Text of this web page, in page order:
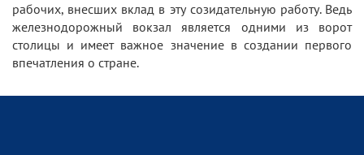
рабочих, внесших вклад в эту созидательную работу. Ведь
железнодорожный вокзал является одними из ворот
столицы и имеет важное значение в создании первого
впечатления о стране.